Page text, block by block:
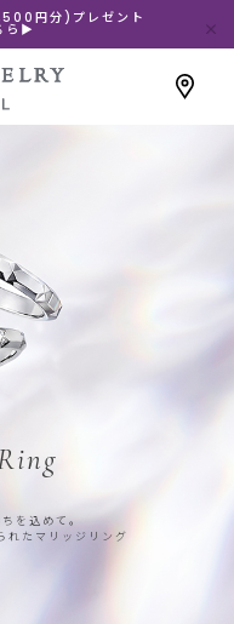
円分)プレゼント
ら▶
を込めて。
れたマリッジリング